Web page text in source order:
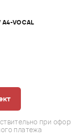
VOCAL
при
платежа